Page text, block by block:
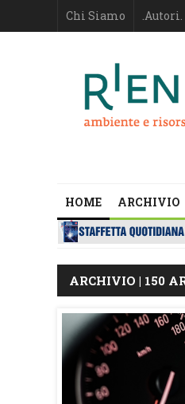
Chi Siamo .Autori.
HOME ARCHIVIO
ARCHIVIO | 150